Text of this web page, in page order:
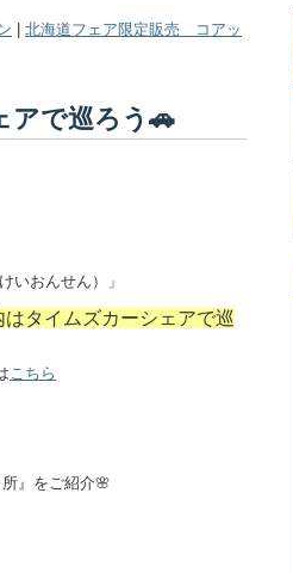
北海道フェア限定販売 コアッ
アで巡ろう🚗
いおんせん）」
タイムズカーシェアで巡
こちら
』をご紹介🌸